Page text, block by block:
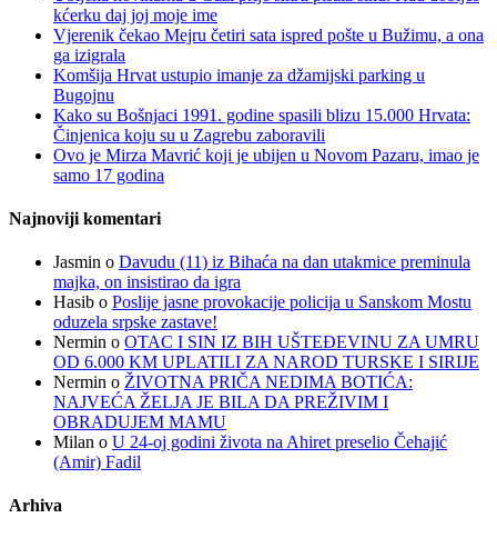
kćerku daj joj moje ime
Vjerenik čekao Mejru četiri sata ispred pošte u Bužimu, a ona
ga izigrala
Komšija Hrvat ustupio imanje za džamijski parking u
Bugojnu
Kako su Bošnjaci 1991. godine spasili blizu 15.000 Hrvata:
Činjenica koju su u Zagrebu zaboravili
Ovo je Mirza Mavrić koji je ubijen u Novom Pazaru, imao je
samo 17 godina
Najnoviji komentari
Jasmin o Davudu (11) iz Bihaća na dan utakmice preminula
majka, on insistirao da igra
Hasib o Poslije jasne provokacije policija u Sanskom Mostu
oduzela srpske zastave!
Nermin o OTAC I SIN IZ BIH UŠTEĐEVINU ZA UMRU
OD 6.000 KM UPLATILI ZA NAROD TURSKE I SIRIJE
Nermin o ŽIVOTNA PRIČA NEDIMA BOTIĆA:
NAJVEĆA ŽELJA JE BILA DA PREŽIVIM I
OBRADUJEM MAMU
Milan o U 24-oj godini života na Ahiret preselio Čehajić
(Amir) Fadil
Arhiva